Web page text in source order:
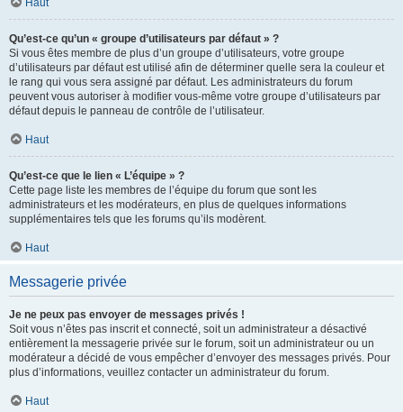
Haut
Qu’est-ce qu’un « groupe d’utilisateurs par défaut » ?
Si vous êtes membre de plus d’un groupe d’utilisateurs, votre groupe
d’utilisateurs par défaut est utilisé afin de déterminer quelle sera la couleur et
le rang qui vous sera assigné par défaut. Les administrateurs du forum
peuvent vous autoriser à modifier vous-même votre groupe d’utilisateurs par
défaut depuis le panneau de contrôle de l’utilisateur.
Haut
Qu’est-ce que le lien « L’équipe » ?
Cette page liste les membres de l’équipe du forum que sont les
administrateurs et les modérateurs, en plus de quelques informations
supplémentaires tels que les forums qu’ils modèrent.
Haut
Messagerie privée
Je ne peux pas envoyer de messages privés !
Soit vous n’êtes pas inscrit et connecté, soit un administrateur a désactivé
entièrement la messagerie privée sur le forum, soit un administrateur ou un
modérateur a décidé de vous empêcher d’envoyer des messages privés. Pour
plus d’informations, veuillez contacter un administrateur du forum.
Haut